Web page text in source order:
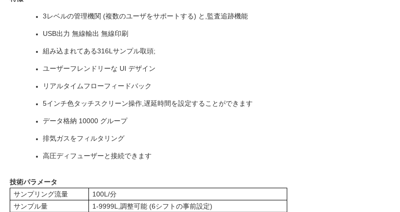
3レベルの管理機関 (複数のユーザをサポートする) と,監査追跡機能
USB出力 無線輸出 無線印刷
組み込まれてある316Lサンプル取頭;
ユーザーフレンドリーな UI デザイン
リアルタイムフローフィードバック
5インチ色タッチスクリーン操作,遅延時間を設定することができます
データ格納 10000 グループ
排気ガスをフィルタリング
高圧ディフューザーと接続できます
技術パラメータ
サンプリング流量
100L/分
サンプル量
1-9999L,調整可能 (6シフトの事前設定)